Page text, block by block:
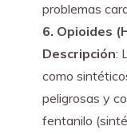
problemas
6. Opioides
Descripción:
como
peligrosas y
fentanilo